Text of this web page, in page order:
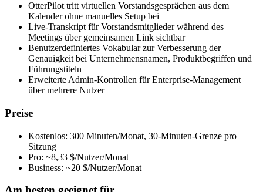
OtterPilot tritt virtuellen Vorstandsgesprächen aus dem
Kalender ohne manuelles Setup bei
Live-Transkript für Vorstandsmitglieder während des
Meetings über gemeinsamen Link sichtbar
Benutzerdefiniertes Vokabular zur Verbesserung der
Genauigkeit bei Unternehmensnamen, Produktbegriffen und
Führungstiteln
Erweiterte Admin-Kontrollen für Enterprise-Management
über mehrere Nutzer
Preise
Kostenlos: 300 Minuten/Monat, 30-Minuten-Grenze pro
Sitzung
Pro: ~8,33 $/Nutzer/Monat
Business: ~20 $/Nutzer/Monat